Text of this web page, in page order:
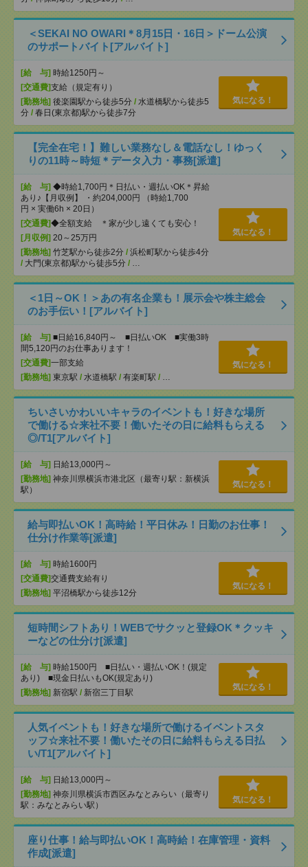
＜SEKAI NO OWARI＊8月15日・16日＞ドーム公演
のサポートバイト[アルバイト]
[給 与] 時給1250円～
[交通費]支給（規定有り）
[勤務地] 後楽園駅から徒歩5分 / 水道橋駅から徒歩5
分 / 春日(東京都)駅から徒歩7分
気になる！
【完全在宅！】難しい業務なし＆電話なし！ゆっく
りの11時～時短＊データ入力・事務[派遣]
[給 与] ◆時給1,700円＊日払い・週払いOK＊昇給
あり♪【月収例】 ・約204,000円 （時給1,700
円 × 実働6h × 20日）
[交通費]◆全額支給 ＊家が少し遠くても安心！
[月収例] 20～25万円
[勤務地] 竹芝駅から徒歩2分 / 浜松町駅から徒歩4分
/ 大門(東京都)駅から徒歩5分 / …
気になる！
＜1日～OK！＞あの有名企業も！展示会や株主総会
のお手伝い！[アルバイト]
[給 与] ■日給16,840円～ ■日払いOK ■実働3時
間5,120円のお仕事あります！
[交通費]一部支給
[勤務地] 東京駅 / 水道橋駅 / 有楽町駅 / …
気になる！
ちいさいかわいいキャラのイベントも！好きな場所
で働ける☆来社不要！働いたその日に給料もらえる
◎/T1[アルバイト]
[給 与] 日給13,000円～
[勤務地] 神奈川県横浜市港北区（最寄り駅：新横浜
駅）
気になる！
給与即払いOK！高時給！平日休み！日勤のお仕事！
仕分け作業等[派遣]
[給 与] 時給1600円
[交通費]交通費支給有り
[勤務地] 平沼橋駅から徒歩12分
気になる！
短時間シフトあり！WEBでサクッと登録OK＊クッキ
ーなどの仕分け[派遣]
[給 与] 時給1500円 ■日払い・週払いOK！(規定
あり) ■現金日払いもOK(規定あり)
[勤務地] 新宿駅 / 新宿三丁目駅
気になる！
人気イベントも！好きな場所で働けるイベントスタ
ッフ☆来社不要！働いたその日に給料もらえる日払
い/T1[アルバイト]
[給 与] 日給13,000円～
[勤務地] 神奈川県横浜市西区みなとみらい（最寄り
駅：みなとみらい駅）
気になる！
座り仕事！給与即払いOK！高時給！在庫管理・資料
作成[派遣]